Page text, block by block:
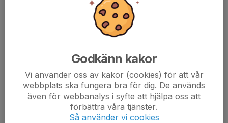
Vi ses på planen, och i sanden.
Stolt tränare, ordförande, supporter och förälder
Godkänn kakor
Vi använder oss av kakor (cookies) för att vår
webbplats ska fungera bra för dig. De används
även för webbanalys i syfte att hjälpa oss att
förbättra våra tjänster.
Så använder vi cookies